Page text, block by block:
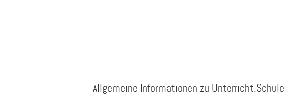
Allgemeine Informationen zu Unterricht.Schule